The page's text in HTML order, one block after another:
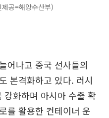
공=해양수산부)
어나고 중국 선사들의
본격화하고 있다. 러시
화하며 아시아 수출 확
를 활용한 컨테이너 운